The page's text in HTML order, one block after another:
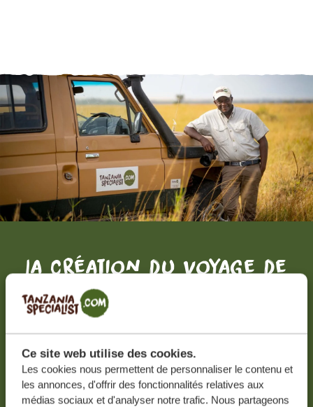
Ce site web utilise des cookies.
Les cookies nous permettent de personnaliser le contenu et
les annonces, d'offrir des fonctionnalités relatives aux
médias sociaux et d'analyser notre trafic. Nous partageons
La création du voyage de
vos rêves, c'est par ici.
RECEVOIR UNE OFFRE SUR MESURE